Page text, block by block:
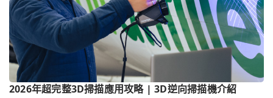
2026年超完整3D掃描應用攻略 | 3D逆向掃描機介紹